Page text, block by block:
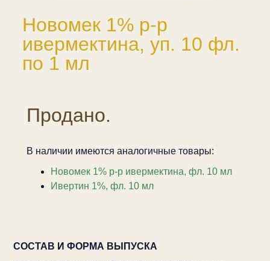
Новомек 1% р-р
ивермектина, уп. 10 фл.
по 1 мл
Продано.
В наличии имеются аналогичные товары:
Новомек 1% р-р ивермектина, фл. 10 мл
Ивертин 1%, фл. 10 мл
СОСТАВ И ФОРМА ВЫПУСКА